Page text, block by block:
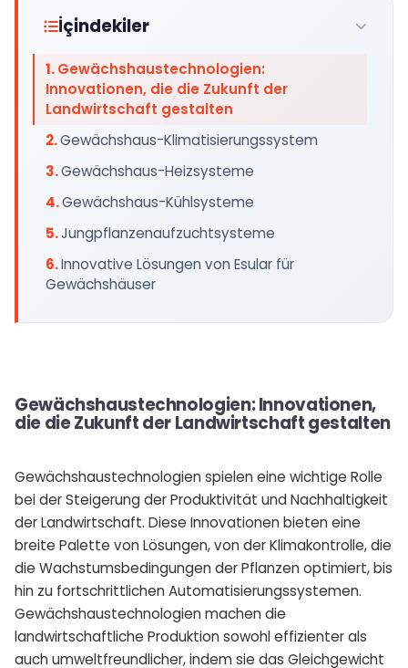
İçindekiler
Gewächshaustechnologien:
Innovationen, die die Zukunft der
Landwirtschaft gestalten
Gewächshaus-Klimatisierungssystem
Gewächshaus-Heizsysteme
Gewächshaus-Kühlsysteme
Jungpflanzenaufzuchtsysteme
Innovative Lösungen von Esular für
Gewächshäuser
Gewächshaustechnologien: Innovationen,
die die Zukunft der Landwirtschaft gestalten
Gewächshaustechnologien spielen eine wichtige Rolle
bei der Steigerung der Produktivität und Nachhaltigkeit
der Landwirtschaft. Diese Innovationen bieten eine
breite Palette von Lösungen, von der Klimakontrolle, die
die Wachstumsbedingungen der Pflanzen optimiert, bis
hin zu fortschrittlichen Automatisierungssystemen.
Gewächshaustechnologien machen die
landwirtschaftliche Produktion sowohl effizienter als
auch umweltfreundlicher, indem sie das Gleichgewicht